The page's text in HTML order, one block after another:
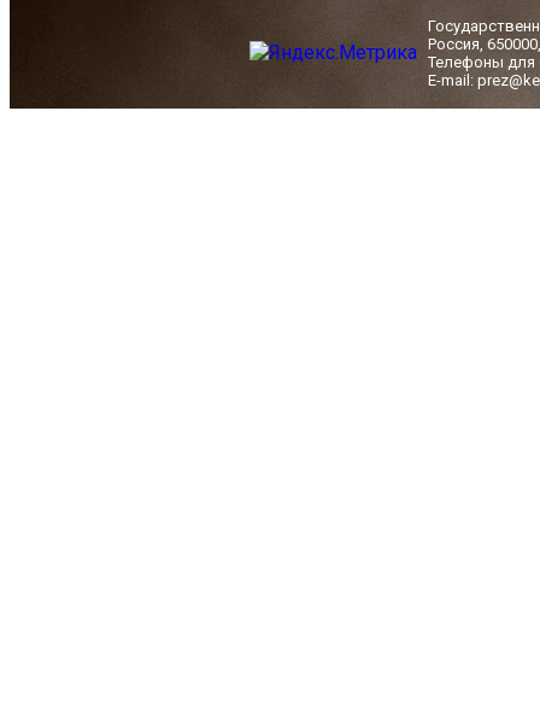
Россия,
Телефоны для
E-mail: